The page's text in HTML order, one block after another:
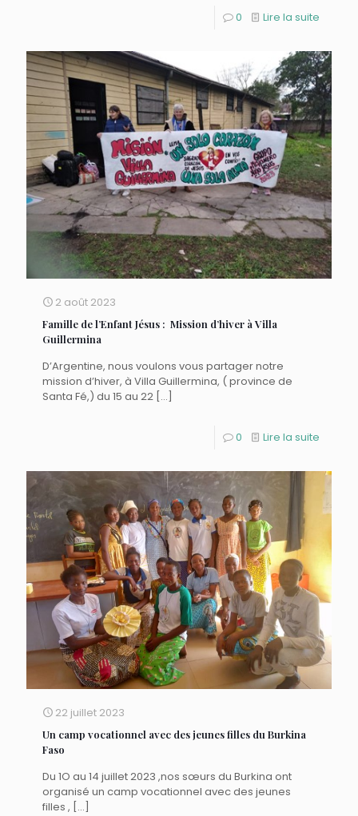
0 Lire la suite
2 août 2023
Famille de l’Enfant Jésus : Mission d’hiver à Villa
Guillermina
D’Argentine, nous voulons vous partager notre
mission d’hiver, à Villa Guillermina, ( province de
Santa Fé,) du 15 au 22 […]
0 Lire la suite
22 juillet 2023
Un camp vocationnel avec des jeunes filles du Burkina
Faso
Du 1O au 14 juillet 2023 ,nos sœurs du Burkina ont
organisé un camp vocationnel avec des jeunes
filles , […]